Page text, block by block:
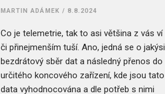
MARTIN ADÁMEK / 8.8.2024
Co je telemetrie, tak to asi většina z vás ví
či přinejmenším tuší. Ano, jedná se o jakýsi
bezdrátový sběr dat a následný přenos do
určitého koncového zařízení, kde jsou tato
data vyhodnocována a dle potřeb s nimi